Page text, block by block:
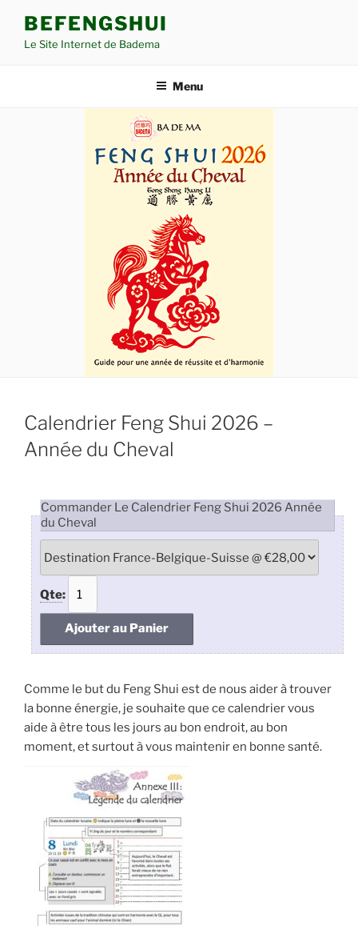
contenu
BEFENGSHUI
Le Site Internet de Badema
Menu
Calendrier Feng Shui 2026 –
Année du Cheval
Commander Le Calendrier Feng Shui 2026 Année
du Cheval
Qte:
Comme le but du Feng Shui est de nous aider à trouver
la bonne énergie, je souhaite que ce calendrier vous
aide à être tous les jours au bon endroit, au bon
moment, et surtout à vous maintenir en bonne santé.